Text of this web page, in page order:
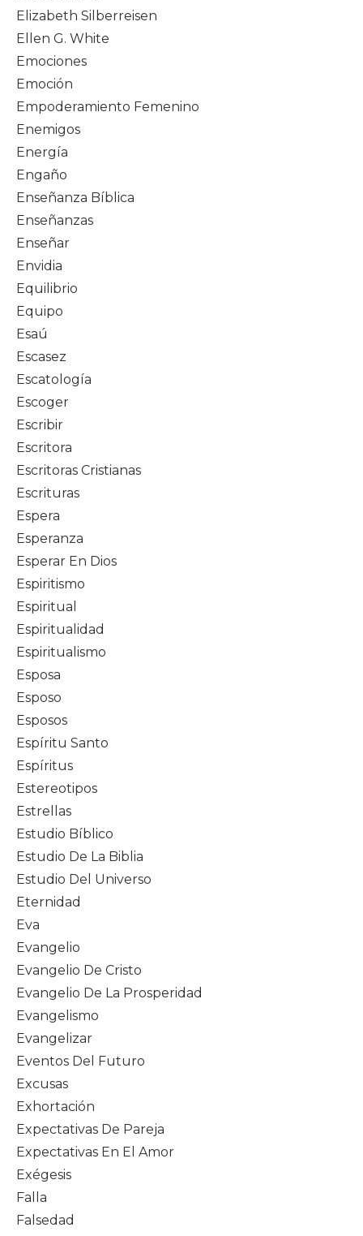
Elizabeth Silberreisen
Ellen G. White
Emociones
Emoción
Empoderamiento Femenino
Enemigos
Energía
Engaño
Enseñanza Bíblica
Enseñanzas
Enseñar
Envidia
Equilibrio
Equipo
Esaú
Escasez
Escatología
Escoger
Escribir
Escritora
Escritoras Cristianas
Escrituras
Espera
Esperanza
Esperar En Dios
Espiritismo
Espiritual
Espiritualidad
Espiritualismo
Esposa
Esposo
Esposos
Espíritu Santo
Espíritus
Estereotipos
Estrellas
Estudio Bíblico
Estudio De La Biblia
Estudio Del Universo
Eternidad
Eva
Evangelio
Evangelio De Cristo
Evangelio De La Prosperidad
Evangelismo
Evangelizar
Eventos Del Futuro
Excusas
Exhortación
Expectativas De Pareja
Expectativas En El Amor
Exégesis
Falla
Falsedad